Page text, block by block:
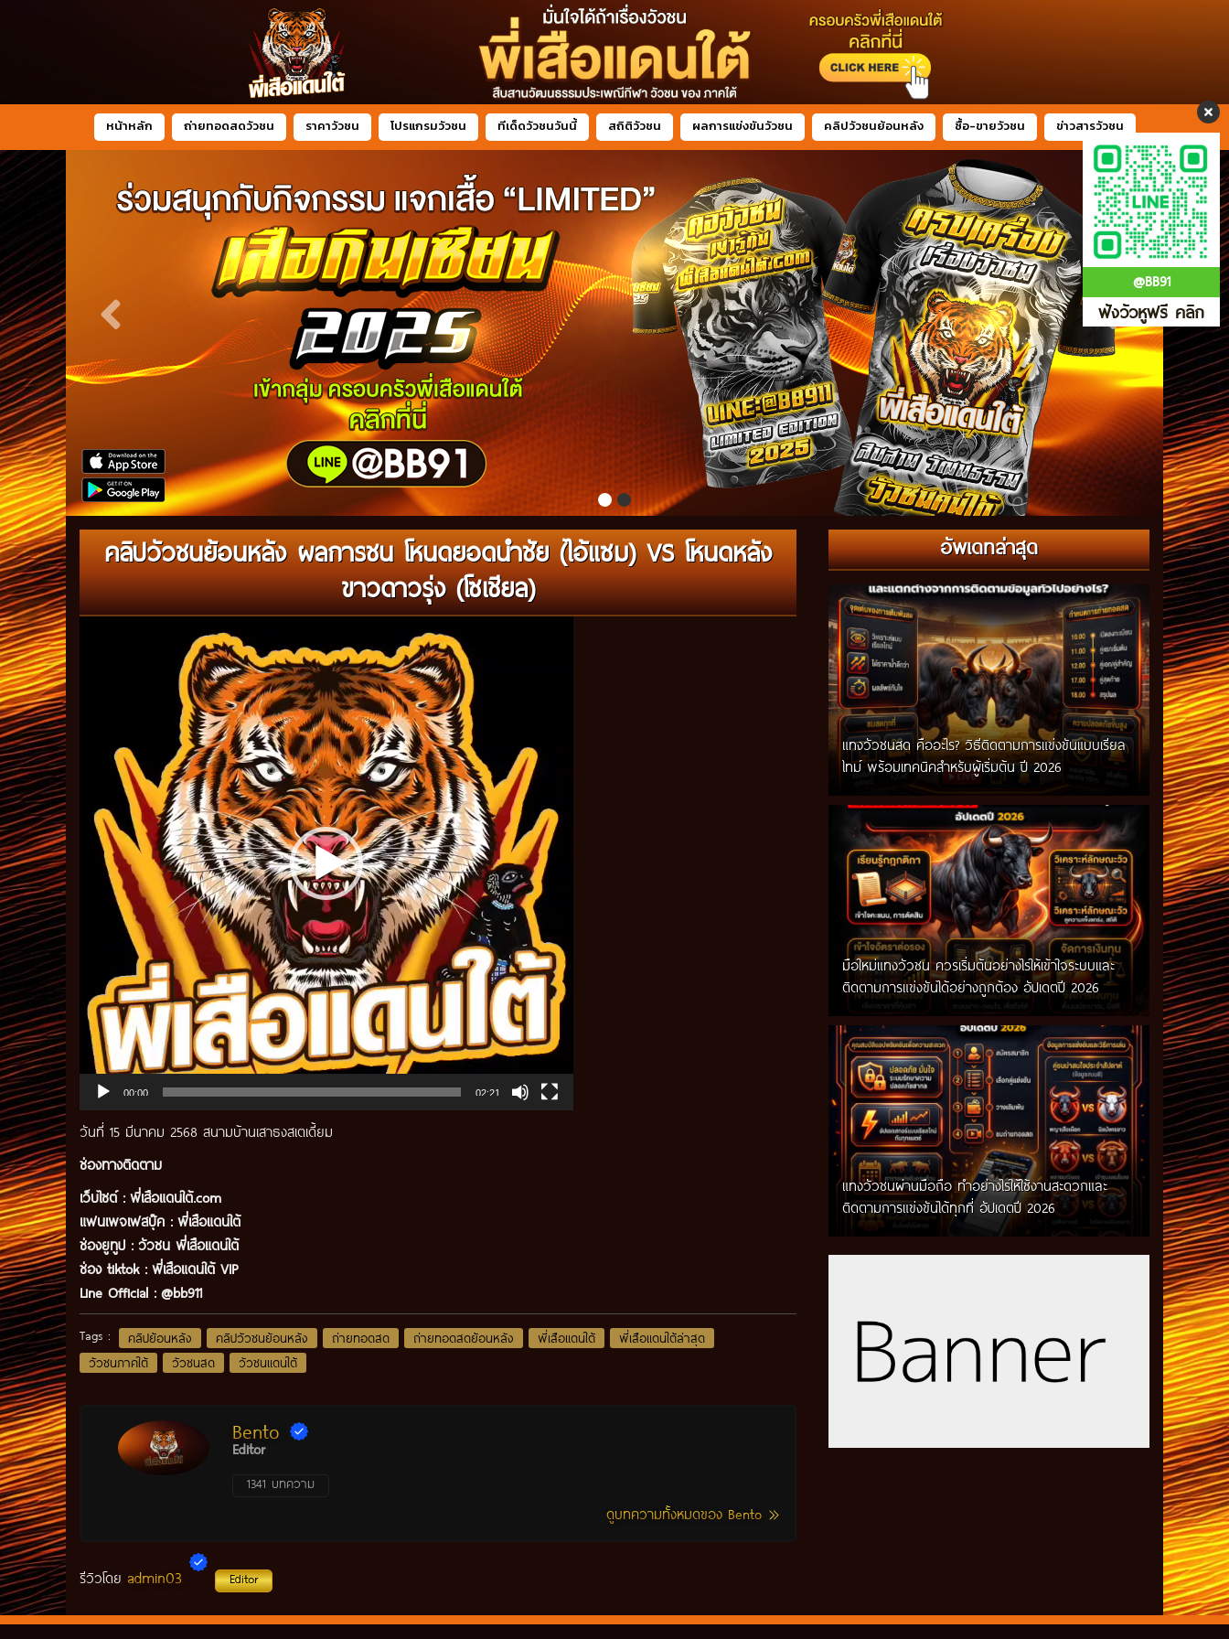
@BB91
ฟังวัวหูฟรี คลิก
หน้าหลัก ถ่ายทอดสดวัวชน ราคาวัวชน โปรแกรมวัวชน ทีเด็ดวัวชนวันนี้ สถิติวัวชน ผลการแข่งขันวัวชน คลิปวัวชนย้อนหลัง ซื้อ-ขายวัวชน ข่าวสารวัวชน
คลิปวัวชนย้อนหลัง ผลการชน โหนดยอดนำชัย (ไอ้แซม) VS โหนดหลัง
ขาวดาวรุ่ง (โซเชียล)
00:00 02:21
วันที่ 15 มีนาคม 2568 สนามบ้านเสาธงสเตเดี้ยม
ช่องทางติดตาม
เว็บไซต์ : พี่เสือแดนใต้.com
แฟนเพจเฟสบุ๊ค : พี่เสือแดนใต้
ช่องยูทูป : วัวชน พี่เสือแดนใต้
ช่อง tiktok : พี่เสือแดนใต้ VIP
Line Official : @bb911
Tags : คลิปย้อนหลัง คลิปวัวชนย้อนหลัง ถ่ายทอดสด ถ่ายทอดสดย้อนหลัง พี่เสือแดนใต้
พี่เสือแดนใต้ล่าสุด
วัวชนภาคใต้
วัวชนสด วัวชนแดนใต้
Bento
Editor
1341 บทความ
ดูบทความทั้งหมดของ Bento
รีวิวโดย admin03 Editor
อัพเดทล่าสุด
แทงวัวชนสด คืออะไร? วิธีติดตามการแข่งขันแบบเรียล
ไทม์ พร้อมเทคนิคสำหรับผู้เริ่มต้น ปี 2026
มือใหม่แทงวัวชน ควรเริ่มต้นอย่างไรให้เข้าใจระบบและ
ติดตามการแข่งขันได้อย่างถูกต้อง อัปเดตปี 2026
แทงวัวชนผ่านมือถือ ทำอย่างไรให้ใช้งานสะดวกและ
ติดตามการแข่งขันได้ทุกที่ อัปเดตปี 2026